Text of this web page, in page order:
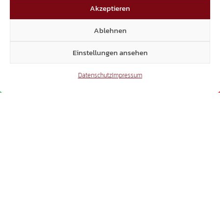
Akzeptieren
Ablehnen
Einstellungen ansehen
DatenschutzImpressum